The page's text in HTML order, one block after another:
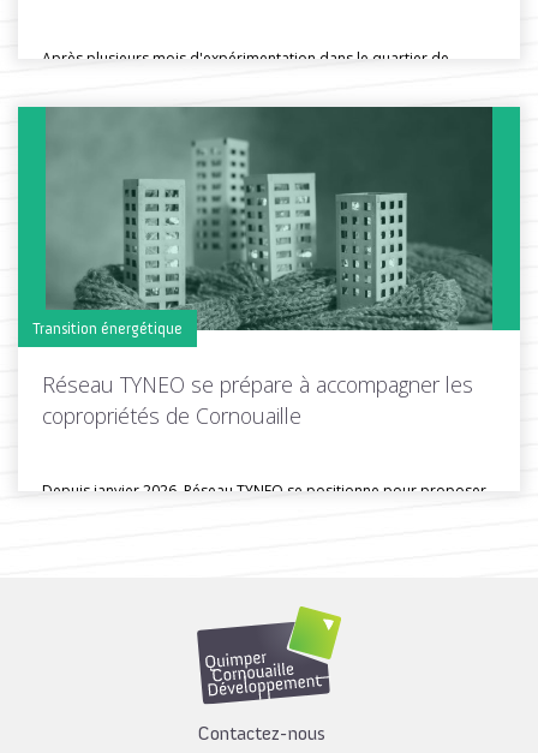
Après plusieurs mois d'expérimentation dans le quartier de
Toutes les actus de cette rubrique
Transition énergétique
Réseau TYNEO se prépare à accompagner les
copropriétés de Cornouaille
Depuis janvier 2026, Réseau TYNEO se positionne pour proposer
Toutes les actus de cette rubrique
Contactez-nous